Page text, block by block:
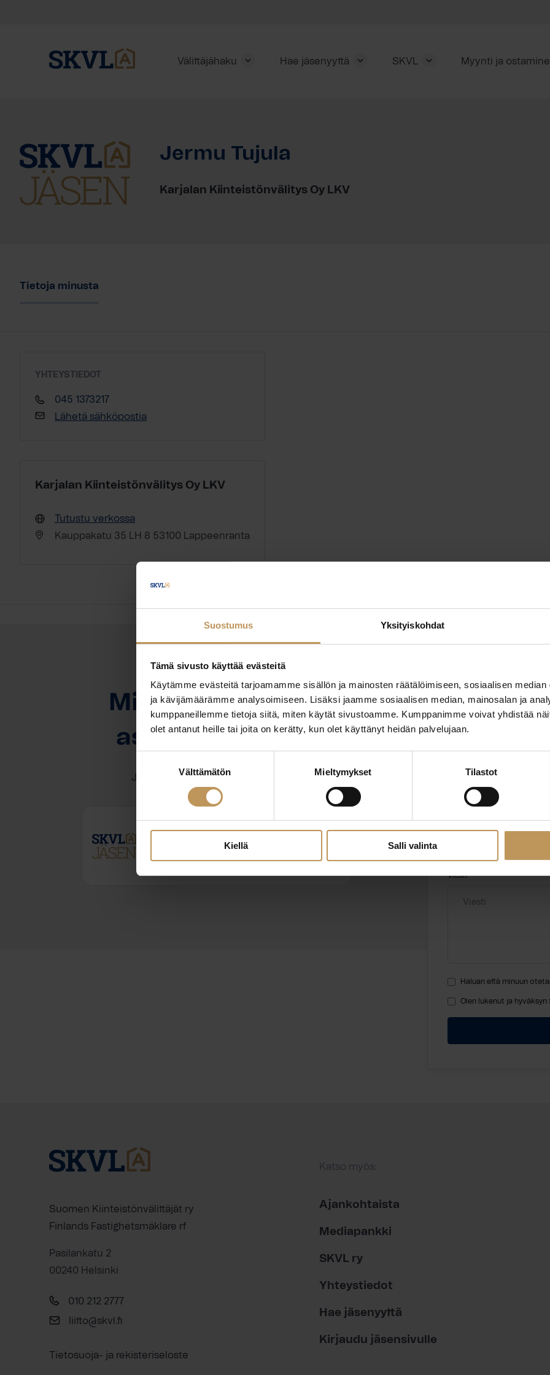
Suostumus Yksityiskohdat
Tämä sivusto käyttää evästeitä
Käytämme evästeitä tarjoamamme sisällön ja mainosten räätälöimiseen, sosiaalisen
ja kävijämäärämme analysoimiseen. Lisäksi jaamme sosiaalisen median, mainosalan ja
kumppaneillemme tietoja siitä, miten käytät sivustoamme. Kumppanimme voivat yhdistää
olet antanut heille tai joita on kerätty, kun olet käyttänyt heidän palvelujaan.
valinta
Välttämätön Mieltymykset Tilastot
Kiellä Salli valinta
Välittäjähaku Hae jäsenyyttä SKVL Myynti ja
Jermu Tujula
Karjalan Kiinteistönvälitys Oy LKV
Tietoja minusta
YHTEYSTIEDOT
045 1373217
Lähetä sähköpostia
Karjalan Kiinteistönvälitys Oy LKV
Tutustu verkossa
Kauppakatu 35 LH 8 53100 Lappeenranta
Miten voin auttaa
asuntoasioissa?
Jätä yhteystietosi, niin otan yhteyttä
Jermu Tujula
"*" näyttää pakolliset
Aihe
Viesti
Haluan että minuun
Olen lukenut ja hyväksyn
Suomen Kiinteistönvälittäjät ry
Finlands Fastighetsmäklare rf
Pasilankatu 2
00240 Helsinki
010 212 2777
liitto@skvl.fi
Tietosuoja- ja rekisteriseloste
Katso myös:
Ajankohtaista
Mediapankki
SKVL ry
Yhteystiedot
Hae jäsenyyttä
Kirjaudu jäsensivulle